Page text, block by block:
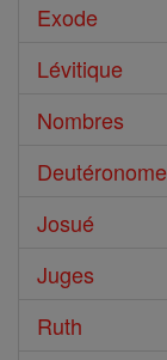
Exode
Lévitique
Nombres
Deutéronome
Josué
Juges
Ruth